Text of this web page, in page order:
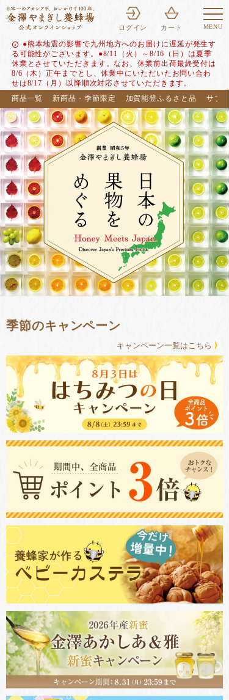
MENU
ログイン カート
info ●熊本地震の影響で九州地方へのお届けに遅延が発生す
る可能性がございます。●8/11（火）～8/16（日）は夏季
休業とさせていただきます。なお、休業前出荷最終受付は
8/6（木）正午までとし、休業中にいただいたお問い合わ
せは8/17（月）以降順次対応させていただきます。
商品一覧
新商品・季節限定 加賀能登ふるさと品 サブ
季節のキャンペーン
キャンペーン⼀覧はこちら